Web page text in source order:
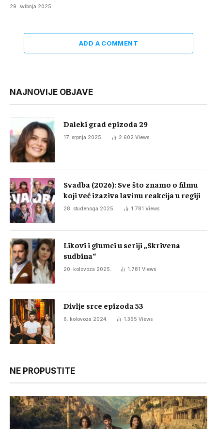
29. svibnja 2025.
ADD A COMMENT
NAJNOVIJE OBJAVE
Daleki grad epizoda 29
17. srpnja 2025. 2.602 Views
Svadba (2026): Sve što znamo o filmu
koji već izaziva lavinu reakcija u regiji
28. studenoga 2025. 1.781 Views
Likovi i glumci u seriji „Skrivena
sudbina“
20. kolovoza 2025. 1.781 Views
Divlje srce epizoda 53
6. kolovoza 2024. 1.365 Views
NE PROPUSTITE